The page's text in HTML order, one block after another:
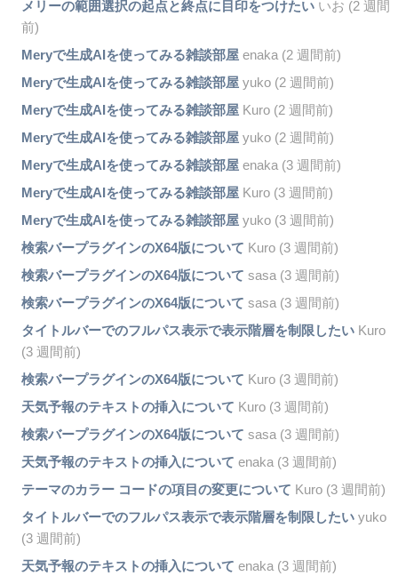
メリーの範囲選択の起点と終点に目印をつけたいいお (2 週間
前)
Meryで生成AIを使ってみる雑談部屋enaka (2 週間前)
Meryで生成AIを使ってみる雑談部屋yuko (2 週間前)
Meryで生成AIを使ってみる雑談部屋Kuro (2 週間前)
Meryで生成AIを使ってみる雑談部屋yuko (2 週間前)
Meryで生成AIを使ってみる雑談部屋enaka (3 週間前)
Meryで生成AIを使ってみる雑談部屋Kuro (3 週間前)
Meryで生成AIを使ってみる雑談部屋yuko (3 週間前)
検索バープラグインのX64版について Kuro (3 週間前)
検索バープラグインのX64版について sasa (3 週間前)
検索バープラグインのX64版について sasa (3 週間前)
タイトルバーでのフルパス表示で表示階層を制限したいKuro
(3 週間前)
検索バープラグインのX64版について Kuro (3 週間前)
天気予報のテキストの挿入について Kuro (3 週間前)
検索バープラグインのX64版について sasa (3 週間前)
天気予報のテキストの挿入について enaka (3 週間前)
テーマのカラー コードの項目の変更について Kuro (3 週間前)
タイトルバーでのフルパス表示で表示階層を制限したいyuko
(3 週間前)
天気予報のテキストの挿入について enaka (3 週間前)